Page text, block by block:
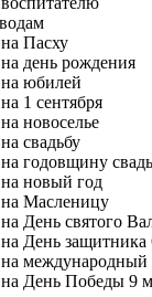
Пасху
день рождения
юбилей
1 сентября
новоселье
свадьбу
годовщину
новый год
Масленицу
День святого
День защитника
международный
День Победы 9